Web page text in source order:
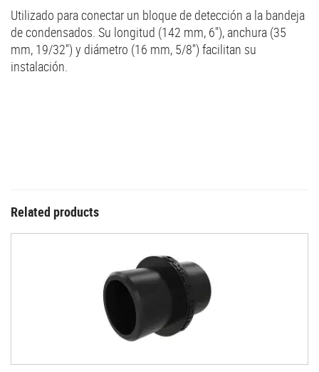
Utilizado para conectar un bloque de detección a la bandeja
de condensados. Su longitud (142 mm, 6''), anchura (35
mm, 19/32'') y diámetro (16 mm, 5/8'') facilitan su
instalación.
Related products